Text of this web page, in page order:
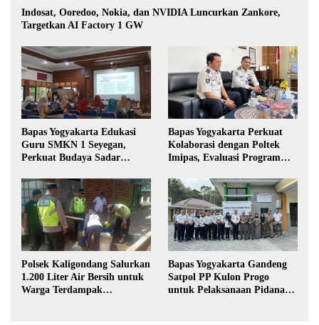
Indosat, Ooredoo, Nokia, dan NVIDIA Luncurkan Zankore,
Targetkan AI Factory 1 GW
Bapas Yogyakarta Edukasi
Guru SMKN 1 Seyegan,
Perkuat Budaya Sadar
Bapas Yogyakarta Perkuat
Kolaborasi dengan Poltek
Imipas, Evaluasi Program
Polsek Kaligondang Salurkan
1.200 Liter Air Bersih untuk
Warga Terdampak
Bapas Yogyakarta Gandeng
Satpol PP Kulon Progo
untuk Pelaksanaan Pidana